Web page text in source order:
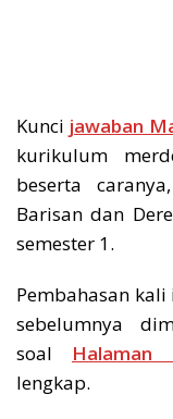
Kunci jawaban
kurikulum
beserta
Barisan dan
semester 1.
Pembahasan
sebelumnya
soal
lengkap.